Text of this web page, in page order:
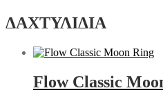
ΔΑΧΤΥΛΙΔΙΑ
Flow Classic